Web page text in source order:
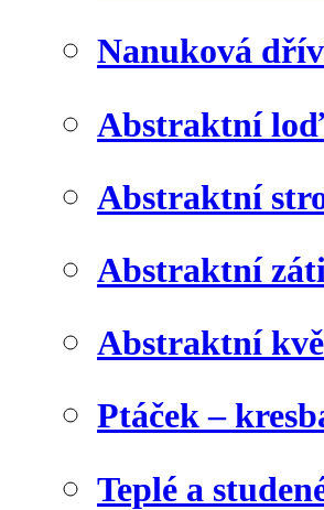
Nanuková
Abstraktní loď
Abstraktní
Abstraktní
Abstraktní
Ptáček –
Teplé a